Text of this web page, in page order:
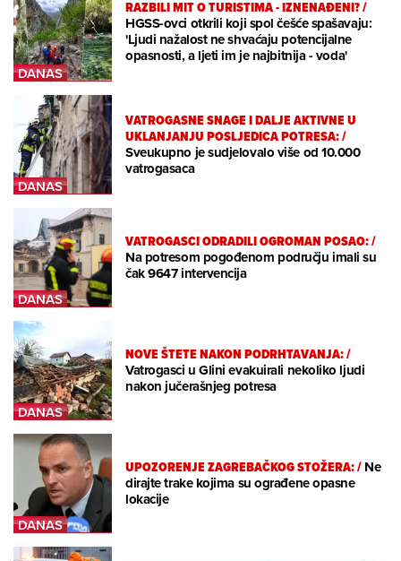
RAZBILI MIT O TURISTIMA - IZNENAĐENI?/
HGSS-ovci otkrili koji spol češće spašavaju:
'Ljudi nažalost ne shvaćaju potencijalne
opasnosti, a ljeti im je najbitnija - voda'
VATROGASNE SNAGE I DALJE AKTIVNE U
UKLANJANJU POSLJEDICA POTRESA:/
Sveukupno je sudjelovalo više od 10.000
vatrogasaca
VATROGASCI ODRADILI OGROMAN POSAO:/
Na potresom pogođenom području imali su
čak 9647 intervencija
NOVE ŠTETE NAKON PODRHTAVANJA:/
Vatrogasci u Glini evakuirali nekoliko ljudi
nakon jučerašnjeg potresa
UPOZORENJE ZAGREBAČKOG STOŽERA:/Ne
dirajte trake kojima su ograđene opasne
lokacije